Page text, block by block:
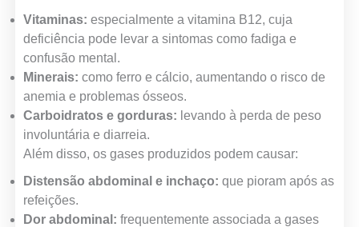
Vitaminas: especialmente a vitamina B12, cuja
deficiência pode levar a sintomas como fadiga e
confusão mental.
Minerais: como ferro e cálcio, aumentando o risco de
anemia e problemas ósseos.
Carboidratos e gorduras: levando à perda de peso
involuntária e diarreia.
Além disso, os gases produzidos podem causar:
Distensão abdominal e inchaço: que pioram após as
refeições.
Dor abdominal: frequentemente associada a gases